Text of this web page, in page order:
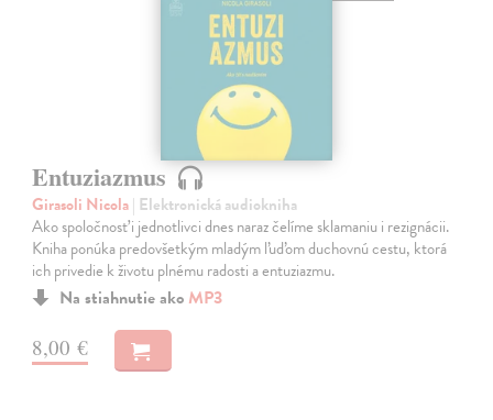
Entuziazmus
Girasoli Nicola| Elektronická audiokniha
Ako spoločnosť i jednotlivci dnes naraz čelíme sklamaniu i rezignácii.
Kniha ponúka predovšetkým mladým ľuďom duchovnú cestu, ktorá
ich privedie k životu plnému radosti a entuziazmu.
Na stiahnutie ako MP3
8,00 €